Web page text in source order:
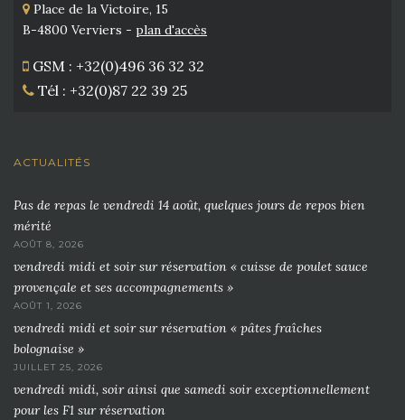
Place de la Victoire, 15
B-4800 Verviers - plan d'accès
GSM : +32(0)496 36 32 32
Tél : +32(0)87 22 39 25
ACTUALITÉS
Pas de repas le vendredi 14 août, quelques jours de repos bien
mérité
AOÛT 8, 2026
vendredi midi et soir sur réservation « cuisse de poulet sauce
provençale et ses accompagnements »
AOÛT 1, 2026
vendredi midi et soir sur réservation « pâtes fraîches
bolognaise »
JUILLET 25, 2026
vendredi midi, soir ainsi que samedi soir exceptionnellement
pour les F1 sur réservation